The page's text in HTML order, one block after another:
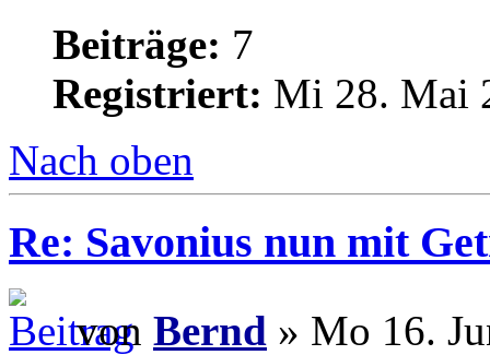
Beiträge: 7
Registriert: Mi 28. Mai
Nach oben
Re: Savonius nun mit
von Bernd » Mo 16.